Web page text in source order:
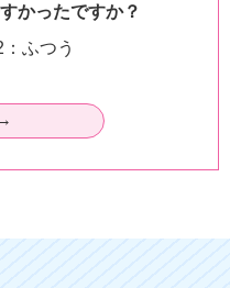
かったですか？
：ふつう